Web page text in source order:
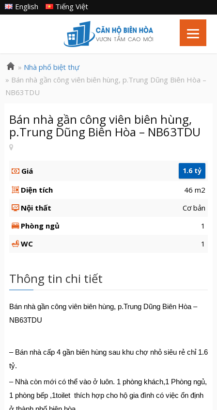
Tiếng Việt
English
» Nhà phố biệt thự
» Bán nhà gần công viên biên hùng, p.Trung Dũng Biên Hòa –
NB63TDU
Bán nhà gần công viên biên hùng,
p.Trung Dũng Biên Hòa – NB63TDU
Giá 1.6 tỷ
Diện tích
46 m2
Nội thất
Cơ bản
Phòng ngủ
1
WC
1
Thông tin chi tiết
Bán nhà gần công viên biên hùng, p.Trung Dũng Biên Hòa –
NB63TDU
– Bán nhà cấp 4 gần biên hùng sau khu chợ nhỏ siêu rẻ chỉ 1.6
tỷ.
– Nhà còn mới có thể vào ở luôn. 1 phòng khách,1 Phòng ngủ,
1 phòng bếp ,1toilet thích hợp cho hộ gia đình có việc ổn định